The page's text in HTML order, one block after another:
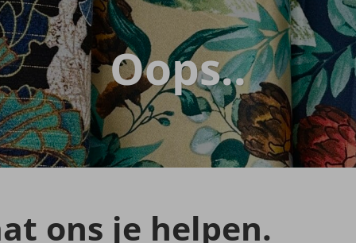
Oops..
ons je helpen.